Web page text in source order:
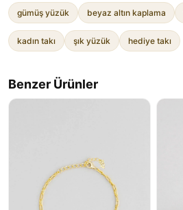
gümüş yüzük beyaz altın kaplama
kadın takı şık yüzük hediye takı
Benzer Ürünler